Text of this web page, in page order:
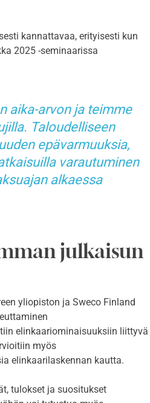
kannattavaa, erityisesti kun
2025 -seminaarissa
aika-arvon ja teimme
Taloudelliseen
epävarmuuksia,
varautuminen
alkaessa
julkaisun
yliopiston ja Sweco Finland
elinkaariominaisuuksiin liittyvä
myös
elinkaarilaskennan kautta.
tulokset ja suositukset